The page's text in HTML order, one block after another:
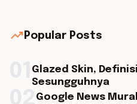
trending_up Popular Posts
Glazed Skin,
Sesungguhnya
Google News